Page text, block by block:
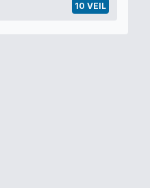
10 VEIL